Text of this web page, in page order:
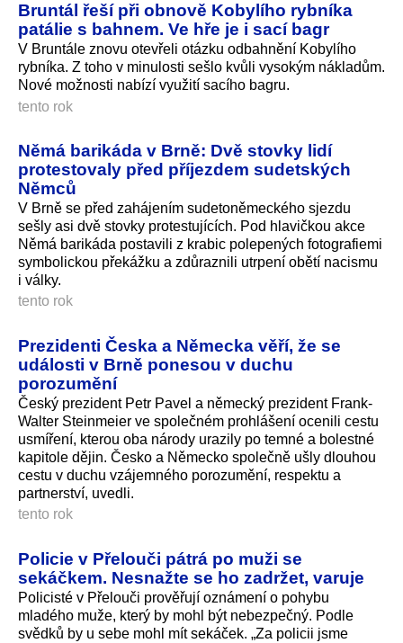
Bruntál řeší při obnově Kobylího rybníka
patálie s bahnem. Ve hře je i sací bagr
V Bruntále znovu otevřeli otázku odbahnění Kobylího
rybníka. Z toho v minulosti sešlo kvůli vysokým nákladům.
Nové možnosti nabízí využití sacího bagru.
tento rok
Němá barikáda v Brně: Dvě stovky lidí
protestovaly před příjezdem sudetských
Němců
V Brně se před zahájením sudetoněmeckého sjezdu
sešly asi dvě stovky protestujících. Pod hlavičkou akce
Němá barikáda postavili z krabic polepených fotografiemi
symbolickou překážku a zdůraznili utrpení obětí nacismu
i války.
tento rok
Prezidenti Česka a Německa věří, že se
události v Brně ponesou v duchu
porozumění
Český prezident Petr Pavel a německý prezident Frank-
Walter Steinmeier ve společném prohlášení ocenili cestu
usmíření, kterou oba národy urazily po temné a bolestné
kapitole dějin. Česko a Německo společně ušly dlouhou
cestu v duchu vzájemného porozumění, respektu a
partnerství, uvedli.
tento rok
Policie v Přelouči pátrá po muži se
sekáčkem. Nesnažte se ho zadržet, varuje
Policisté v Přelouči prověřují oznámení o pohybu
mladého muže, který by mohl být nebezpečný. Podle
svědků by u sebe mohl mít sekáček. „Za policii jsme